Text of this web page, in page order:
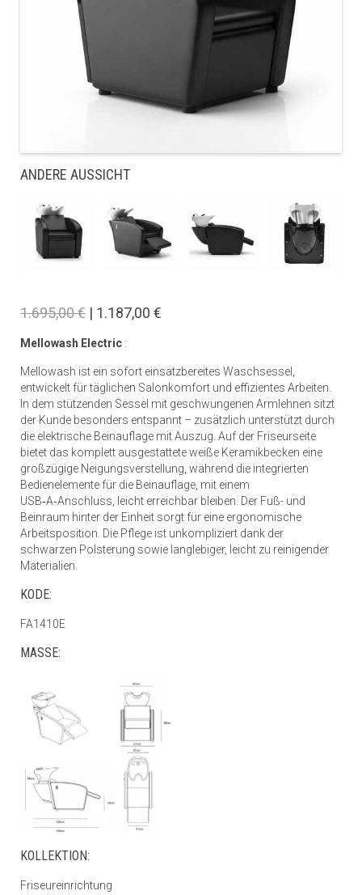
ANDERE AUSSICHT
1.695,00 € | 1.187,00 €
Mellowash Electric :
Mellowash ist ein sofort einsatzbereites Waschsessel,
entwickelt für täglichen Salonkomfort und effizientes Arbeiten.
In dem stützenden Sessel mit geschwungenen Armlehnen sitzt
der Kunde besonders entspannt – zusätzlich unterstützt durch
die elektrische Beinauflage mit Auszug. Auf der Friseurseite
bietet das komplett ausgestattete weiße Keramikbecken eine
großzügige Neigungsverstellung, während die integrierten
Bedienelemente für die Beinauflage, mit einem
USB‑A‑Anschluss, leicht erreichbar bleiben. Der Fuß- und
Beinraum hinter der Einheit sorgt für eine ergonomische
Arbeitsposition. Die Pflege ist unkompliziert dank der
schwarzen Polsterung sowie langlebiger, leicht zu reinigender
Materialien.
KODE:
FA1410E
MASSE:
KOLLEKTION:
Friseureinrichtung